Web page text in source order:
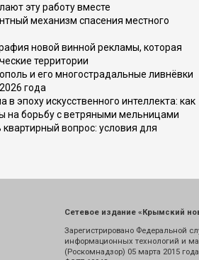
эту работу вместе
механизм спасения местного
новой винной рекламы, которая
территории
и его многострадальные ливнёвки
года
эпоху искусственного интеллекта: как
на борьбу с ветряными мельницами
вопрос: условия для
Сетевое издание «Крымский
Зарегистрировано Федеральной
информационных технологий и
(Роскомнадзор) 05 марта 2015